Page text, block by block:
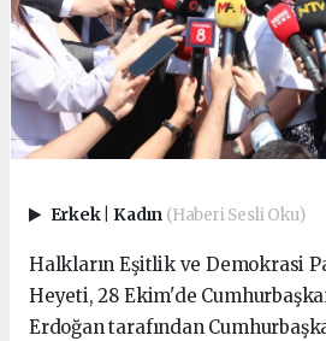
Erkek Kadın (Haberi Sesli Oku)
Halkların Eşitlik ve Demokrasi
Heyeti, 28 Ekim'de
Erdoğan tarafından